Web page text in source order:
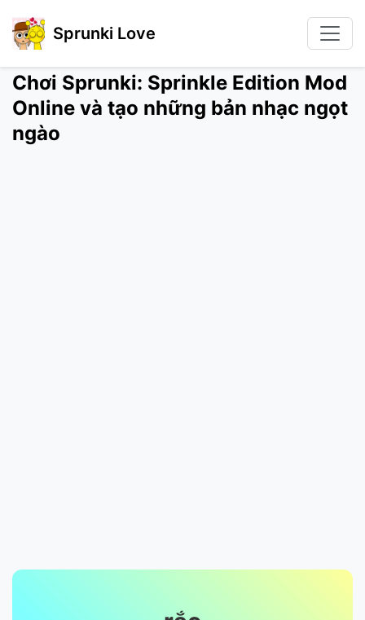
Sprunki Love
Chơi Sprunki: Sprinkle Edition Mod
Online và tạo những bản nhạc ngọt
ngào